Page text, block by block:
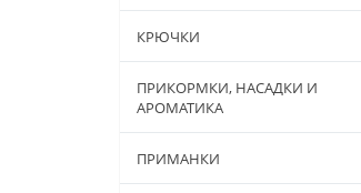
КРЮЧКИ
ПРИКОРМКИ, НАСАДКИ И
АРОМАТИКА
ПРИМАНКИ